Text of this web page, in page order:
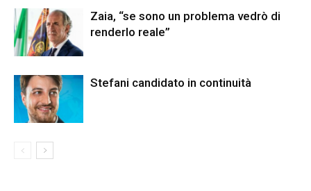
Zaia, “se sono un problema vedrò di
renderlo reale”
Stefani candidato in continuità